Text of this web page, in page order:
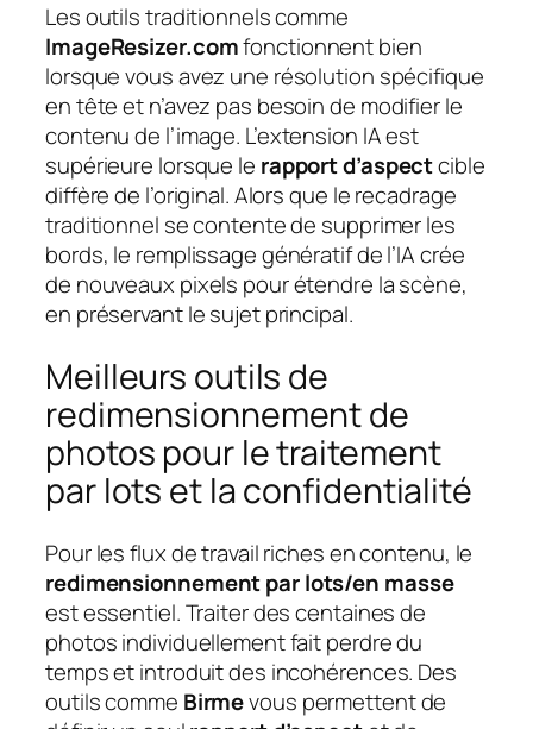
Les outils traditionnels comme
ImageResizer.comfonctionnent bien
lorsque vous avez une résolution spécifique
en tête et n’avez pas besoin de modifier le
contenu de l’image. L’extension IA est
supérieure lorsque le rapport d’aspectcible
diffère de l’original. Alors que le recadrage
traditionnel se contente de supprimer les
bords, le remplissage génératif de l’IA crée
de nouveaux pixels pour étendre la scène,
en préservant le sujet principal.
Meilleurs outils de
redimensionnement de
photos pour le traitement
par lots et la confidentialité
Pour les flux de travail riches en contenu, le
redimensionnement par lots/en masse
est essentiel. Traiter des centaines de
photos individuellement fait perdre du
temps et introduit des incohérences. Des
outils comme Birmevous permettent de